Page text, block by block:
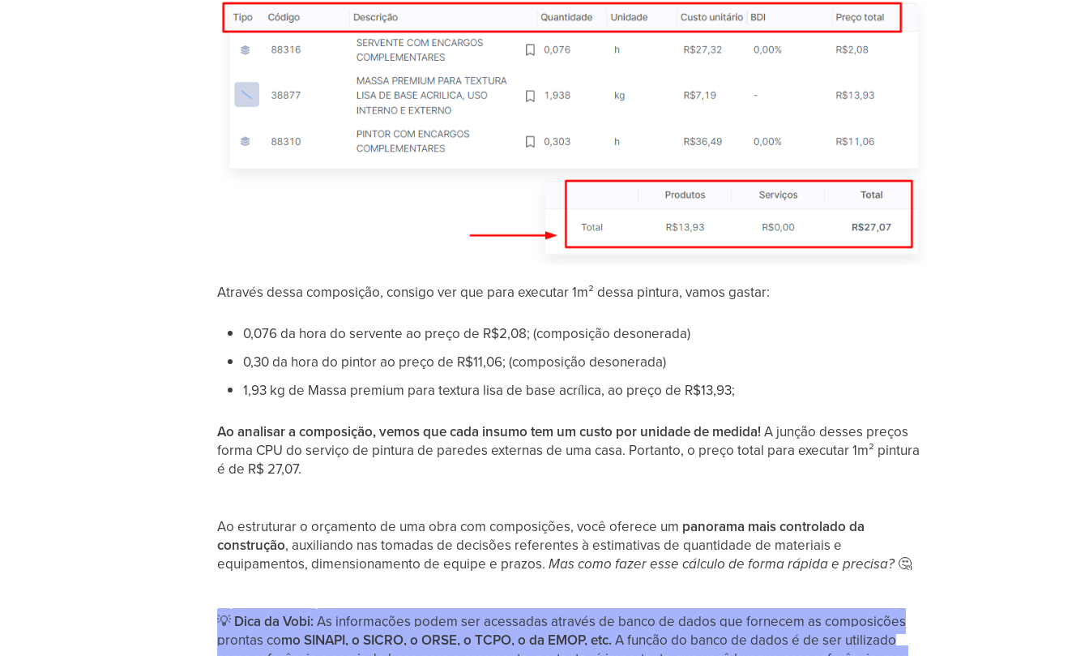
Através dessa composição, consigo ver que para executar 1m² dessa pintura, vamos gastar:
0,076 da hora do servente ao preço de R$2,08; (composição desonerada)
0,30 da hora do pintor ao preço de R$11,06; (composição desonerada)
1,93 kg de Massa premium para textura lisa de base acrílica, ao preço de R$13,93;
Ao analisar a composição, vemos que cada insumo tem um custo por unidade de medida!A junção desses preços
forma CPU do serviço de pintura de paredes externas de uma casa. Portanto, o preço total para executar 1m² pintura
é de R$ 27,07.
Ao estruturar o orçamento de uma obra com composições, você oferece um panorama mais controlado da
construção, auxiliando nas tomadas de decisões referentes à estimativas de quantidade de materiais e
equipamentos, dimensionamento de equipe e prazos.Mas como fazer esse cálculo de forma rápida e precisa?🤔
💡 Dica da Vobi:As informações podem ser acessadas através de banco de dados que fornecem as composições
prontas como SINAPI, o SICRO, o ORSE, o TCPO, o da EMOP, etc. A função do banco de dados é de ser utilizado